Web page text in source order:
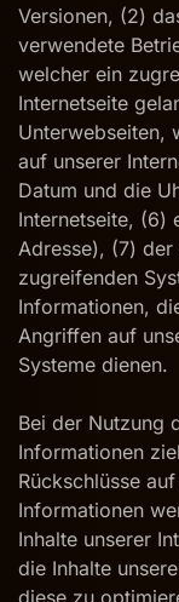
Versionen, (2)
verwendete
welcher ein
Internetseite
Unterwebseiten,
auf unserer
Datum und die
Internetseite, (6)
Adresse), (7)
zugreifenden
Informationen,
Angriffen auf
Systeme dienen.
Bei der Nutzung
Informationen
Rückschlüsse
Informationen
Inhalte unserer
die Inhalte
diese zu